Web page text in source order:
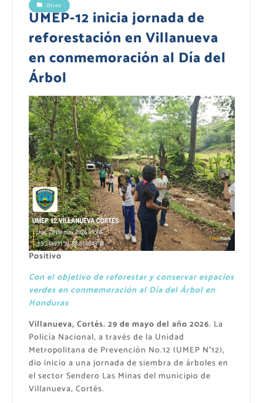
Otros
UMEP-12 inicia jornada de
reforestación en Villanueva
en conmemoración al Día del
Árbol
Positivo
Con el objetivo de reforestar y conservar espacios
verdes en conmemoración al Día del Árbol en
Honduras
Villanueva, Cortés. 29 de mayo del año 2026. La
Policía Nacional, a través de la Unidad
Metropolitana de Prevención No.12 (UMEP N°12),
dio inicio a una jornada de siembra de árboles en
el sector Sendero Las Minas del municipio de
Villanueva, Cortés.